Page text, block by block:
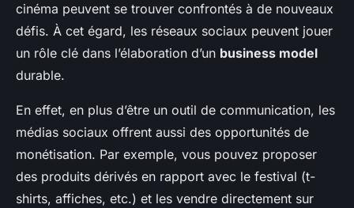
cinéma peuvent se trouver confrontés à de nouveaux
défis. À cet égard, les réseaux sociaux peuvent jouer
un rôle clé dans l’élaboration d’un business model
durable.
En effet, en plus d’être un outil de communication, les
médias sociaux offrent aussi des opportunités de
monétisation. Par exemple, vous pouvez proposer
des produits dérivés en rapport avec le festival (t-
shirts, affiches, etc.) et les vendre directement sur